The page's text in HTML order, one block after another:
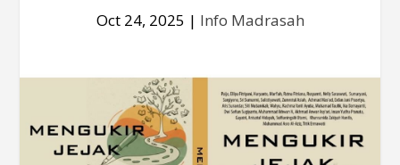
Oct 24, 2025 | Info Madrasah